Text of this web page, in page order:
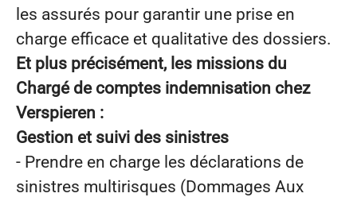
les assurés pour garantir une prise en
charge efficace et qualitative des dossiers.
Et plus précisément, les missions du
Chargé de comptes indemnisation chez
Verspieren :
Gestion et suivi des sinistres
- Prendre en charge les déclarations de
sinistres multirisques (Dommages Aux